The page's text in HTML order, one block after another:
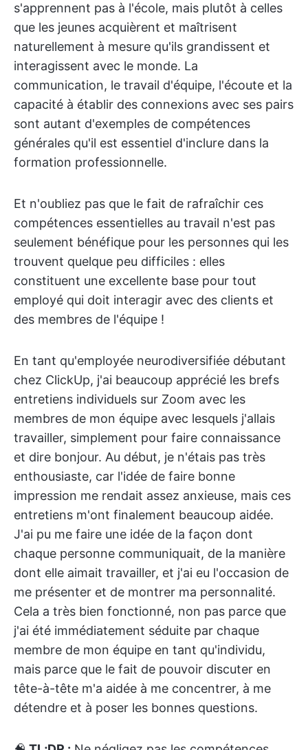
s'apprennent pas à l'école, mais plutôt à celles
que les jeunes acquièrent et maîtrisent
naturellement à mesure qu'ils grandissent et
interagissent avec le monde. La
communication, le travail d'équipe, l'écoute et la
capacité à établir des connexions avec ses pairs
sont autant d'exemples de compétences
générales qu'il est essentiel d'inclure dans la
formation professionnelle.
Et n'oubliez pas que le fait de rafraîchir ces
compétences essentielles au travail n'est pas
seulement bénéfique pour les personnes qui les
trouvent quelque peu difficiles : elles
constituent une excellente base pour tout
employé qui doit interagir avec des clients et
des membres de l'équipe !
En tant qu'employée neurodiversifiée débutant
chez ClickUp, j'ai beaucoup apprécié les brefs
entretiens individuels sur Zoom avec les
membres de mon équipe avec lesquels j'allais
travailler, simplement pour faire connaissance
et dire bonjour. Au début, je n'étais pas très
enthousiaste, car l'idée de faire bonne
impression me rendait assez anxieuse, mais ces
entretiens m'ont finalement beaucoup aidée.
J'ai pu me faire une idée de la façon dont
chaque personne communiquait, de la manière
dont elle aimait travailler, et j'ai eu l'occasion de
me présenter et de montrer ma personnalité.
Cela a très bien fonctionné, non pas parce que
j'ai été immédiatement séduite par chaque
membre de mon équipe en tant qu'individu,
mais parce que le fait de pouvoir discuter en
tête-à-tête m'a aidée à me concentrer, à me
détendre et à poser les bonnes questions.